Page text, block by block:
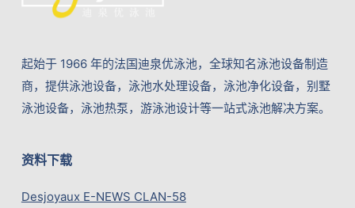
起始于 1966 年的法国迪泉优泳池，全球知名泳池设备制造
商，提供泳池设备，泳池水处理设备，泳池净化设备，别墅
泳池设备，泳池热泵，游泳池设计等一站式泳池解决方案。
资料下载
Desjoyaux E-NEWS CLAN-58